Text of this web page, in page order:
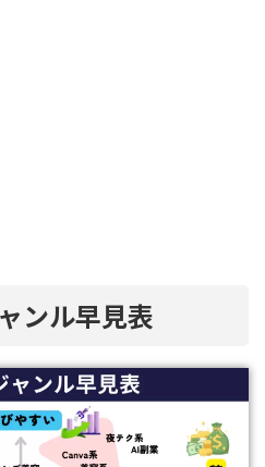
ンル早見表